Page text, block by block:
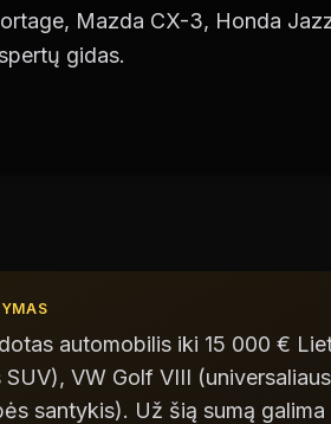
Mazda CX-3, Honda
gidas.
automobilis iki 15 000 €
SUV), VW Golf VIII
santykis). Už šią sumą